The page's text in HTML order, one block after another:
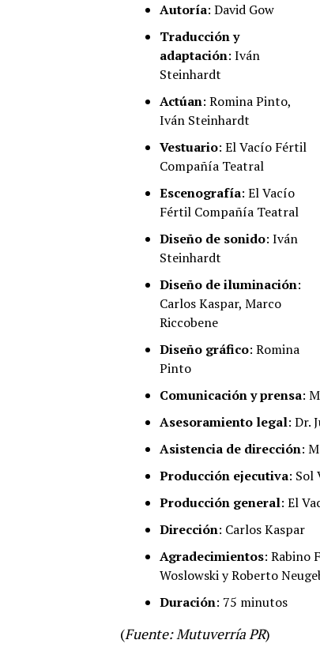
Autoría: David Gow
Traducción y
adaptación: Iván
Steinhardt
Actúan: Romina Pinto,
Iván Steinhardt
Vestuario: El Vacío Fértil
Compañía Teatral
Escenografía: El Vacío
Fértil Compañía Teatral
Diseño de sonido: Iván
Steinhardt
Diseño de iluminación:
Carlos Kaspar, Marco
Riccobene
Diseño gráfico: Romina
Pinto
Comunicación y prensa:
Asesoramiento legal: Dr.
Asistencia de dirección:
Producción ejecutiva: Sol
Producción general: El
Dirección: Carlos Kaspar
Agradecimientos: Rabino
Woslowski y Roberto
Duración: 75 minutos
(Fuente: Mutuverría PR)